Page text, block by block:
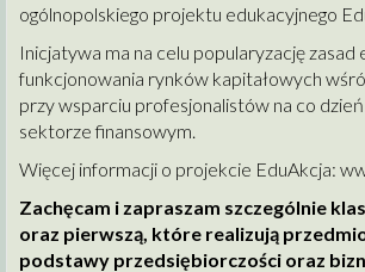
ogólnopolskiego projektu edukacyjnego
Inicjatywa ma na celu popularyzację zasad
funkcjonowania rynków kapitałowych
przy wsparciu profesjonalistów na co
sektorze finansowym.
Więcej informacji o projekcie EduAkcja:
Zachęcam i zapraszam szczególnie
oraz pierwszą, które realizują
podstawy przedsiębiorczości oraz